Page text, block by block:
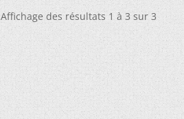
Affichage des résultats 1 à 3 sur 3